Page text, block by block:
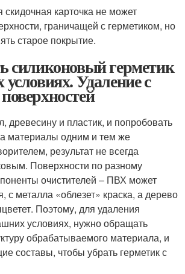
карточка не может
граничащей с герметиком, но
старое покрытие.
силиконовый герметик
Удаление с
древесину и пластик, и попробовать
материалы одним и тем же
результат не всегда
Поверхности по разному
очистителей – ПВХ может
с металла «облезет» краска, а дерево
Поэтому, для удаления
условиях, нужно обращать
обрабатываемого материала, и
составы, чтобы убрать герметик с